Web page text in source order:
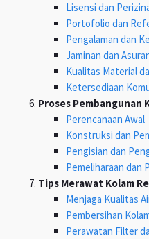
Lisensi dan
Portofolio dan
Pengalaman dan
Jaminan dan
Kualitas Material
Ketersediaan
Proses Pembangunan
Perencanaan Awal
Konstruksi dan
Pengisian dan
Pemeliharaan dan
Tips Merawat Kolam
Menjaga Kualitas
Pembersihan
Perawatan Filter